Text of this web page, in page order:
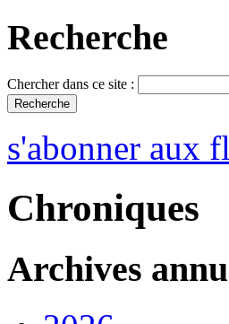
Recherche
Chercher dans ce site :
s'abonner aux
Chroniques
Archives